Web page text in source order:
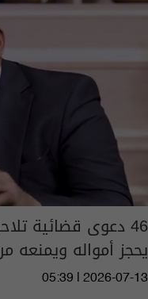
46 دعوى قضائية
يحجز أمواله ويمنعه
05:39 | 2026-07-13